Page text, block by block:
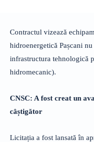
Contractul vizează
hidroenergetică Pașcani
infrastructura tehnologică
hidromecanic).
CNSC: A fost creat un
câștigător
Licitația a fost lansată în